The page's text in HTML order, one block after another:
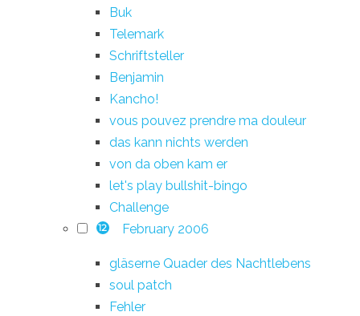
Buk
Telemark
Schriftsteller
Benjamin
Kancho!
vous pouvez prendre ma douleur
das kann nichts werden
von da oben kam er
let's play bullshit-bingo
Challenge
12 February 2006
gläserne Quader des Nachtlebens
soul patch
Fehler